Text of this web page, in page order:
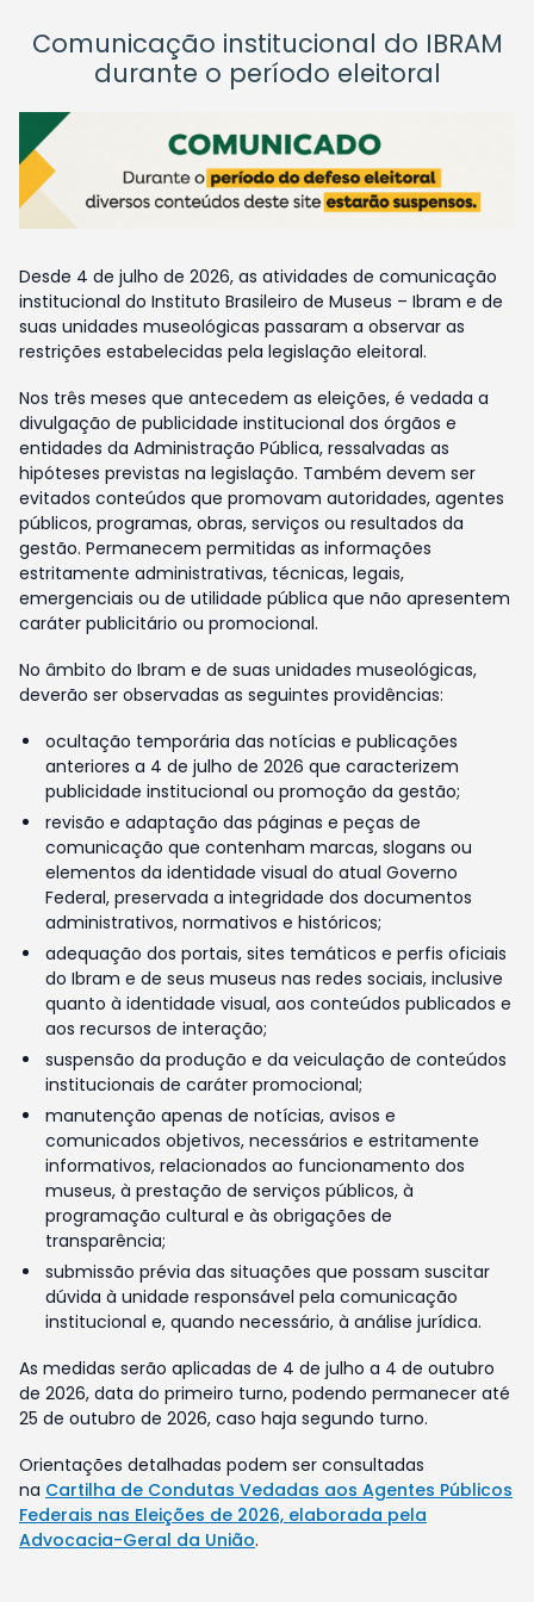
Comunicação institucional do IBRAM
durante o período eleitoral
Desde 4 de julho de 2026, as atividades de comunicação
institucional do Instituto Brasileiro de Museus – Ibram e de
suas unidades museológicas passaram a observar as
restrições estabelecidas pela legislação eleitoral.
Nos três meses que antecedem as eleições, é vedada a
divulgação de publicidade institucional dos órgãos e
entidades da Administração Pública, ressalvadas as
hipóteses previstas na legislação. Também devem ser
evitados conteúdos que promovam autoridades, agentes
públicos, programas, obras, serviços ou resultados da
gestão. Permanecem permitidas as informações
estritamente administrativas, técnicas, legais,
emergenciais ou de utilidade pública que não apresentem
caráter publicitário ou promocional.
No âmbito do Ibram e de suas unidades museológicas,
deverão ser observadas as seguintes providências:
ocultação temporária das notícias e publicações
anteriores a 4 de julho de 2026 que caracterizem
publicidade institucional ou promoção da gestão;
revisão e adaptação das páginas e peças de
comunicação que contenham marcas, slogans ou
elementos da identidade visual do atual Governo
Federal, preservada a integridade dos documentos
administrativos, normativos e históricos;
adequação dos portais, sites temáticos e perfis oficiais
do Ibram e de seus museus nas redes sociais, inclusive
quanto à identidade visual, aos conteúdos publicados e
aos recursos de interação;
suspensão da produção e da veiculação de conteúdos
institucionais de caráter promocional;
manutenção apenas de notícias, avisos e
comunicados objetivos, necessários e estritamente
informativos, relacionados ao funcionamento dos
museus, à prestação de serviços públicos, à
programação cultural e às obrigações de
transparência;
submissão prévia das situações que possam suscitar
dúvida à unidade responsável pela comunicação
institucional e, quando necessário, à análise jurídica.
As medidas serão aplicadas de 4 de julho a 4 de outubro
de 2026, data do primeiro turno, podendo permanecer até
25 de outubro de 2026, caso haja segundo turno.
Orientações detalhadas podem ser consultadas
na Cartilha de Condutas Vedadas aos Agentes Públicos
Federais nas Eleições de 2026, elaborada pela
Advocacia-Geral da União.